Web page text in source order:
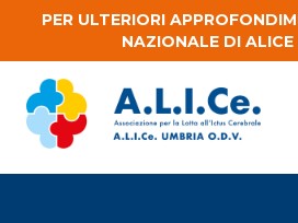
PER ULTERIORI
NAZIONALE DI